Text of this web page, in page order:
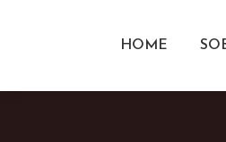
HOME